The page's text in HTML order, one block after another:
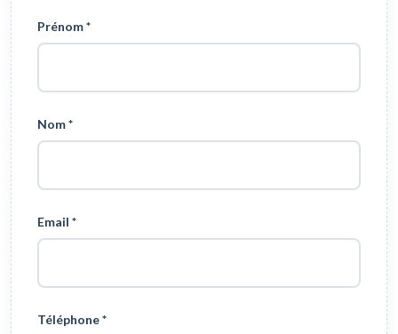
Prénom *
Nom *
Email *
Téléphone *